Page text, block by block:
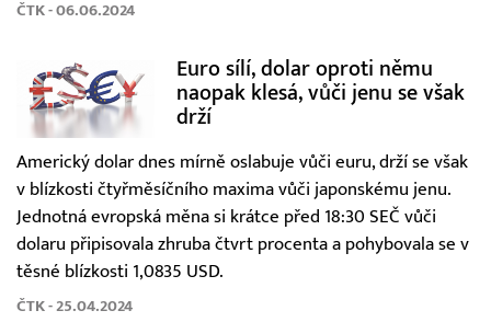
ČTK - 06.06.2024
Euro sílí, dolar oproti němu
naopak klesá, vůči jenu se však
drží
Americký dolar dnes mírně oslabuje vůči euru, drží se však
v blízkosti čtyřměsíčního maxima vůči japonskému jenu.
Jednotná evropská měna si krátce před 18:30 SEČ vůči
dolaru připisovala zhruba čtvrt procenta a pohybovala se v
těsné blízkosti 1,0835 USD.
ČTK - 25.04.2024